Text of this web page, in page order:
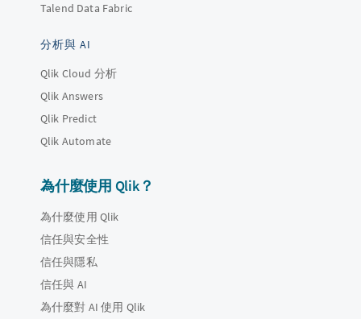
Talend Data Fabric
分析與 AI
Qlik Cloud 分析
Qlik Answers
Qlik Predict
Qlik Automate
為什麼使用 Qlik？
為什麼使用 Qlik
信任與安全性
信任與隱私
信任與 AI
為什麼對 AI 使用 Qlik